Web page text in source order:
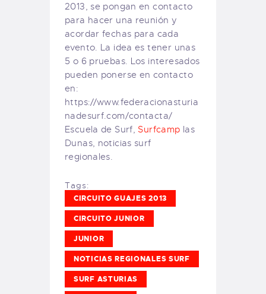
2013, se pongan en contacto
para hacer una reunión y
acordar fechas para cada
evento. La idea es tener unas
5 o 6 pruebas. Los interesados
pueden ponerse en contacto
en:
https://www.federacionasturia
nadesurf.com/contacta/
Escuela de Surf,Surfcamp las
Dunas, noticias surf
regionales.
Tags:
CIRCUITO GUAJES 2013
CIRCUITO JUNIOR
JUNIOR
NOTICIAS REGIONALES SURF
SURF ASTURIAS